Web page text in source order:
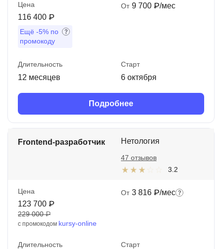
Цена
116 400 ₽
Ещё -5% по
промокоду
От 9 700 ₽/мес
Длительность
12 месяцев
Старт
6 октября
Подробнее
Frontend-разработчик Нетология
3.2
47 отзывов
Цена
123 700 ₽
229 000 ₽
с промокодом kursy-online
От 3 816 ₽/мес
Длительность Старт